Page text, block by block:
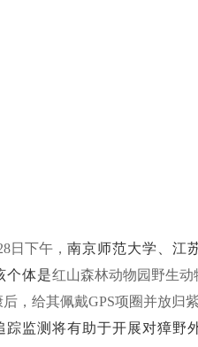
日下午， 南京师范大学、江
个体是红山森林动物园野生
，给其佩戴GPS项圈并放归
踪监测将有助于开展对獐野